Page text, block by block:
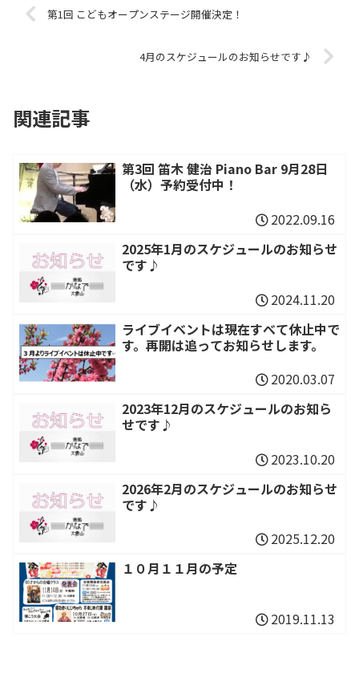
第1回 こどもオープンステージ開催決定！
4月のスケジュールのお知らせです♪
関連記事
第3回 笛木 健治 Piano Bar 9月28日
（水）予約受付中！
2022.09.16
2025年1月のスケジュールのお知らせ
です♪
2024.11.20
ライブイベントは現在すべて休止中で
す。再開は追ってお知らせします。
2020.03.07
2023年12月のスケジュールのお知ら
せです♪
2023.10.20
2026年2月のスケジュールのお知らせ
です♪
2025.12.20
１０月１１月の予定
2019.11.13